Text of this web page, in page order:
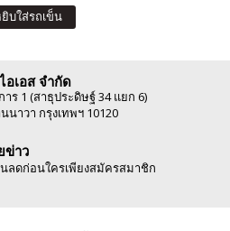
บใส่รถเข็น
เอส จำกัด
ร 1 (สาธุประดิษฐ์ 34 แยก 6)
นาวา กรุงเทพฯ 10120
ข่าว
ลดก่อนใครเพียงสมัครสมาชิก